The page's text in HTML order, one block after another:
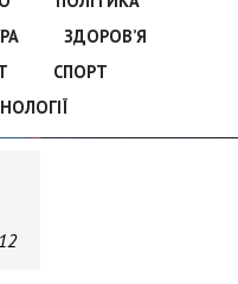
ЗДОРОВ’Я
СПОРТ